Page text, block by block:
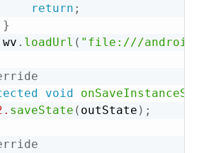
return ;
}
. loadUrl ( "file:///
void
saveState ( outState ) ;